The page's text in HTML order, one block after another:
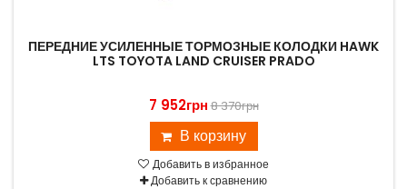
ПЕРЕДНИЕ УСИЛЕННЫЕ ТОРМОЗНЫЕ КОЛОДКИ HAWK
LTS TOYOTA LAND CRUISER PRADO
7 952грн8 370грн
В корзину
Добавить в избранное
Добавить к сравнению